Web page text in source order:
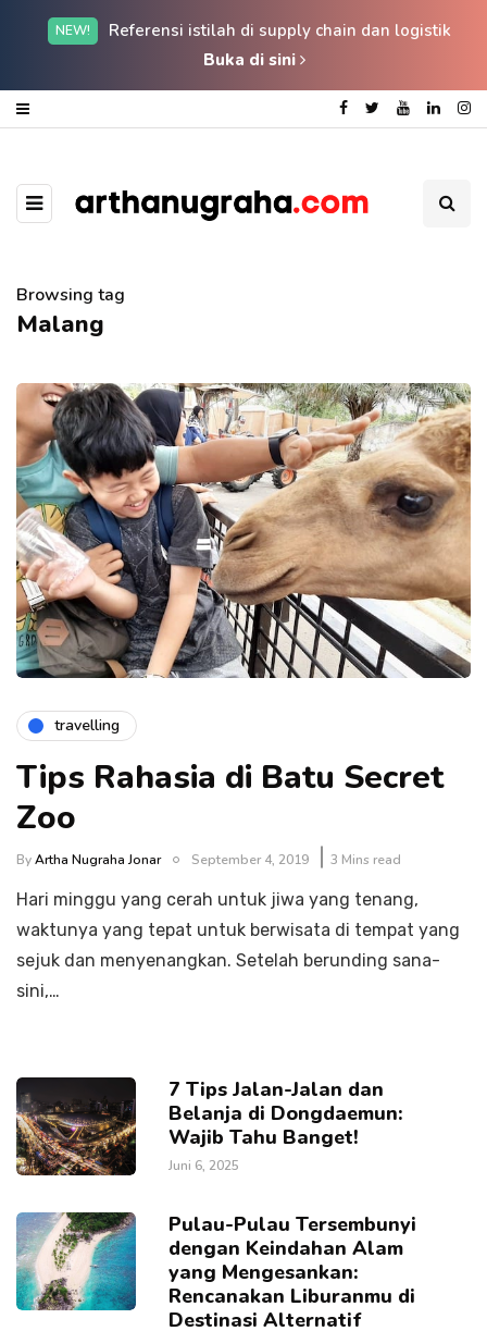
NEW!
Referensi istilah di supply chain dan logistik
Buka di sini
Browsing tag
Malang
travelling
Tips Rahasia di Batu Secret
Zoo
ByArtha Nugraha Jonar September 4, 2019 3 Mins read
Hari minggu yang cerah untuk jiwa yang tenang,
waktunya yang tepat untuk berwisata di tempat yang
sejuk dan menyenangkan. Setelah berunding sana-
sini,…
7 Tips Jalan-Jalan dan
Belanja di Dongdaemun:
Wajib Tahu Banget!
Juni 6, 2025
Pulau-Pulau Tersembunyi
dengan Keindahan Alam
yang Mengesankan:
Rencanakan Liburanmu di
Destinasi Alternatif